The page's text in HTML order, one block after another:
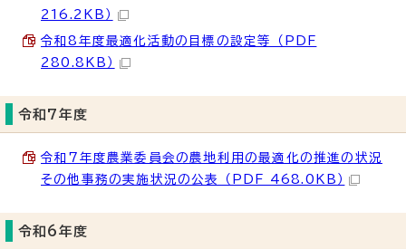
216.2KB）
令和8年度最適化活動の目標の設定等 （PDF
280.8KB）
令和7年度
令和7年度農業委員会の農地利用の最適化の推進の状況
その他事務の実施状況の公表 （PDF 468.0KB）
令和6年度